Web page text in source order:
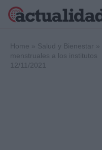
Home » Salud y Bienestar »
menstruales a los institutos
12/11/2021